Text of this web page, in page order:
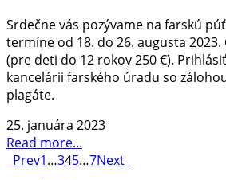
Srdečne vás pozývame na farskú
termíne od 18. do 26. augusta 2023.
(pre deti do 12 rokov 250 €).
kancelárii farského úradu so
plagáte.
25. januára 2023
Read more...
Prev1…345…7Next